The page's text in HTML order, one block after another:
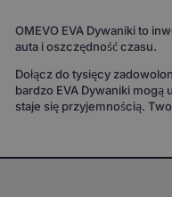
OMEVO EVA Dywaniki to
auta i oszczędność czasu.
Dołącz do tysięcy
bardzo EVA Dywaniki mogą
staje się przyjemnością.